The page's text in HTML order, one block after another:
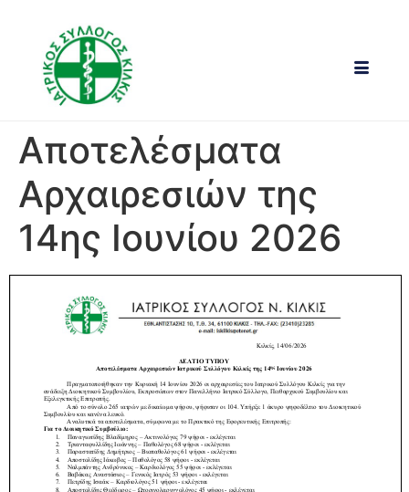
Αποτελέσματα
Αρχαιρεσιών της
14ης Ιουνίου 2026